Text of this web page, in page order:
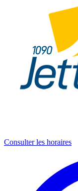
Consulter les horaires